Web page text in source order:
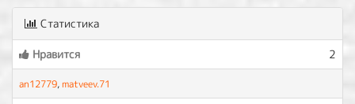
Статистика
Нравится 2
an12779, matveev.71